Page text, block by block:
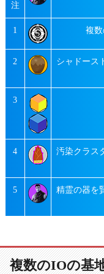
注
1 複
2
シャドース
3
4
汚染クラス
5
精霊の器を
複数のIOの基